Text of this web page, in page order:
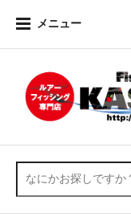
メニュー